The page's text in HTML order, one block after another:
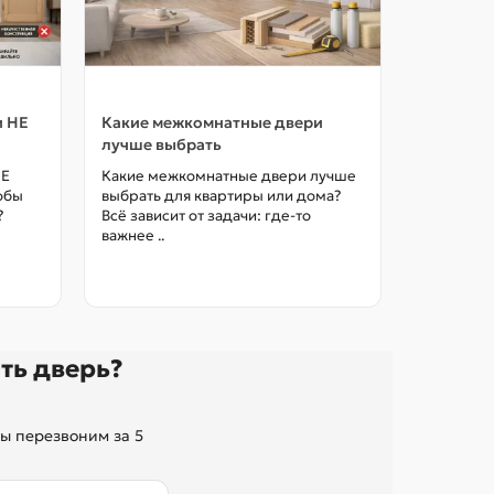
НЕ
Какие межкомнатные двери
лучше выбрать
Какие межкомнатные двери лучше
выбрать для квартиры или дома?
Всё зависит от задачи: где-то
важнее ..
дверь?
перезвоним за 5